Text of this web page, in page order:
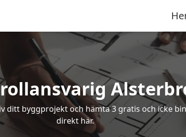
ditt byggprojekt och hämta 3 gratis och icke
direkt här.